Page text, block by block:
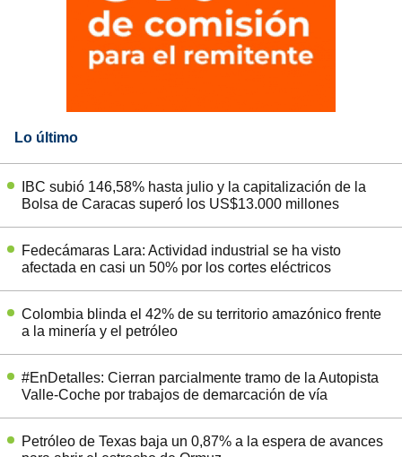
Lo último
IBC subió 146,58% hasta julio y la capitalización de la
Bolsa de Caracas superó los US$13.000 millones
Fedecámaras Lara: Actividad industrial se ha visto
afectada en casi un 50% por los cortes eléctricos
Colombia blinda el 42% de su territorio amazónico frente
a la minería y el petróleo
#EnDetalles: Cierran parcialmente tramo de la Autopista
Valle-Coche por trabajos de demarcación de vía
Petróleo de Texas baja un 0,87% a la espera de avances